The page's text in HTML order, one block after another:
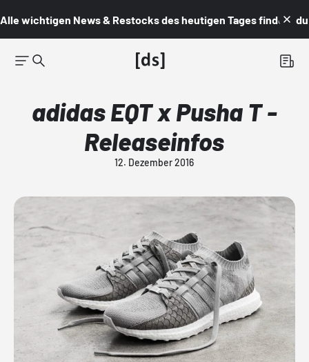
Alle wichtigen News & Restocks des heutigen Tages findest du
adidas EQT x Pusha T -
Releaseinfos
12. Dezember 2016